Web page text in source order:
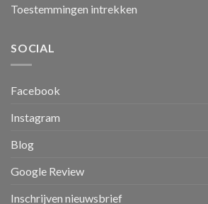
Toestemmingen intrekken
SOCIAL
Facebook
Instagram
Blog
Google Review
Inschrijven nieuwsbrief